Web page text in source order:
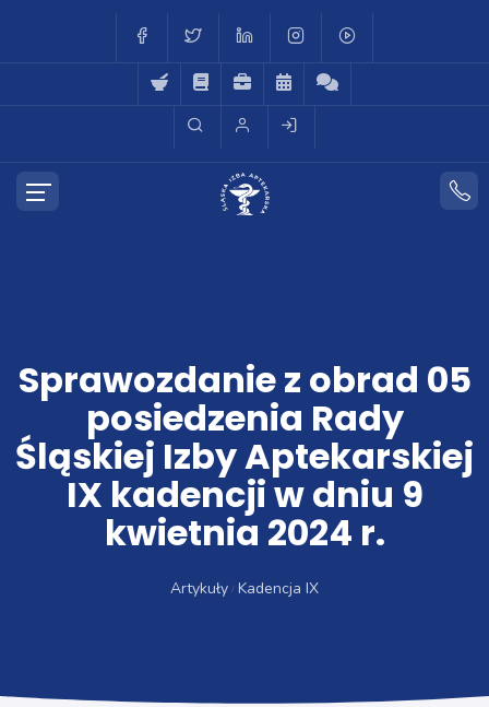
Sprawozdanie z obrad 05
posiedzenia Rady
Śląskiej Izby Aptekarskiej
IX kadencji w dniu 9
kwietnia 2024 r.
Artykuły Kadencja IX